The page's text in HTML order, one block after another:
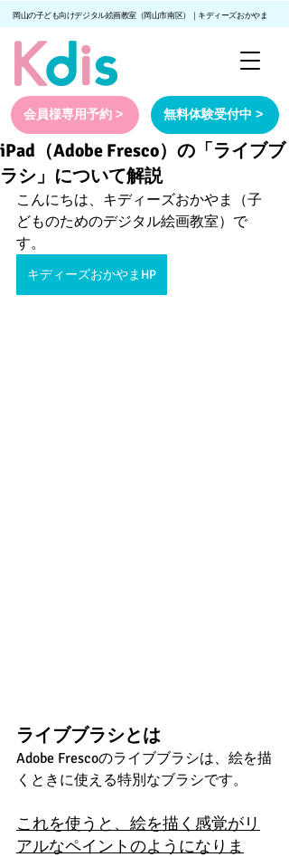
岡山の子ども向けデジタル絵画教室（岡山市南区）｜キディーズおかやま
会員様専用予約 > 無料体験受付中 >
iPad（Adobe Fresco）の「ライブブ
ラシ」について解説
こんにちは、キディーズおかやま（子
どものためのデジタル絵画教室）で
す。
キディーズおかやまHP
ライブブラシとは
Adobe Frescoのライブブラシは、絵を描
くときに使える特別なブラシです。
これを使うと、絵を描く感覚がリ
アルなペイントのようになりま